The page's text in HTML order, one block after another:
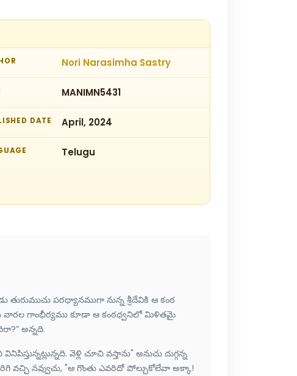
Nori Narasimha Sastry
MANIMN5431
DATE April, 2024
Telugu
తురుముచు పరధ్యానముగా నున్న శ్రీదేవికి ఆ కంఠ
వారల గాంభీర్యము కూడా ఆ కంఠధ్వనిలో మిళితమై
అన్నది.
వెళ్లి చూచి వస్తాను" అనుచు దుగ్గన్న
నవ్వుచు, "ఆ గొంతు ఎవరిదో పోల్చుకోలేవా అక్కా!